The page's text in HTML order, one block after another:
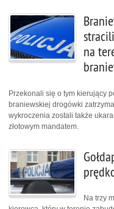
na
Przekonali się o tym kierujący
braniewskiej drogówki
wykroczenia zostali także
złotowym mandatem.
Na trzy